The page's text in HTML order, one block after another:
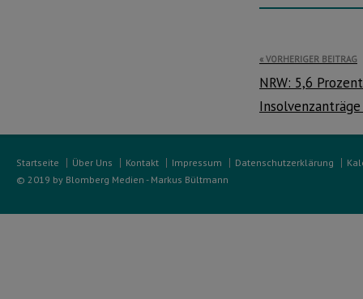
VORHERIGER BEITRAG
NRW: 5,6
Startseite Über Uns Kontakt Impressum Datenschutzerklärung
© 2019 by Blomberg Medien - Markus Bültmann